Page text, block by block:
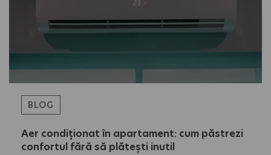
BLOG
Aer condiționat în apartament: cum păstrezi
confortul fără să plătești inutil